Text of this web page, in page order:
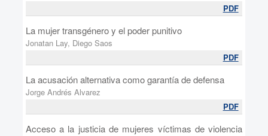
PDF
La mujer transgénero y el poder punitivo
Jonatan Lay, Diego Saos
PDF
La acusación alternativa como garantía de defensa
Jorge Andrés Alvarez
PDF
Acceso a la justicia de mujeres víctimas de violencia